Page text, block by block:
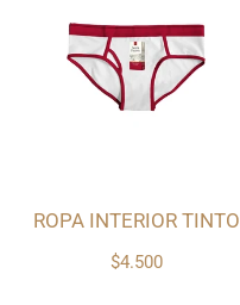
$4.500
ROPA INTERIOR TINTO